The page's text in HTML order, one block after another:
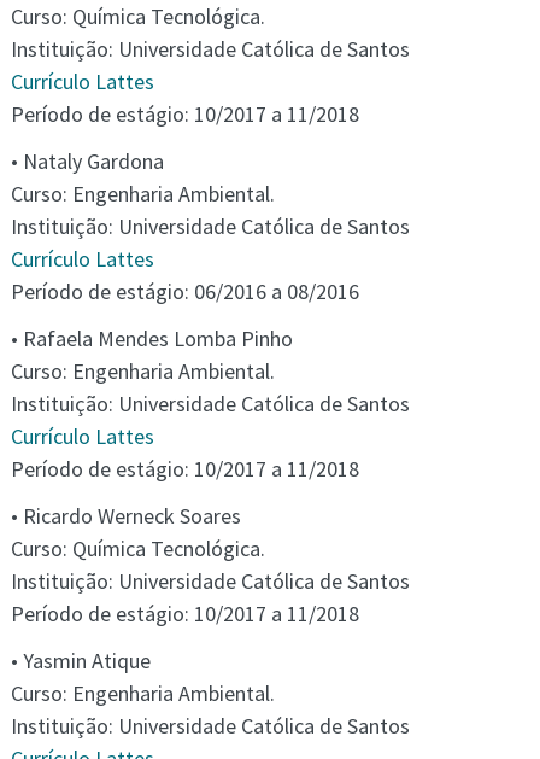
Curso: Química Tecnológica.
Instituição: Universidade Católica de Santos
Currículo Lattes
Período de estágio: 10/2017 a 11/2018
• Nataly Gardona
Curso: Engenharia Ambiental.
Instituição: Universidade Católica de Santos
Currículo Lattes
Período de estágio: 06/2016 a 08/2016
• Rafaela Mendes Lomba Pinho
Curso: Engenharia Ambiental.
Instituição: Universidade Católica de Santos
Currículo Lattes
Período de estágio: 10/2017 a 11/2018
• Ricardo Werneck Soares
Curso: Química Tecnológica.
Instituição: Universidade Católica de Santos
Período de estágio: 10/2017 a 11/2018
• Yasmin Atique
Curso: Engenharia Ambiental.
Instituição: Universidade Católica de Santos